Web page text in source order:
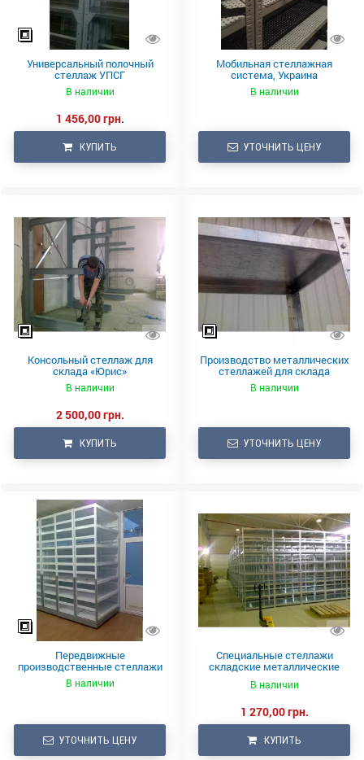
Универсальный полочный
стеллаж УПСГ
В наличии
1 456,00 грн.
КУПИТЬ
Мобильная стеллажная
система, Украина
В наличии
УТОЧНИТЬ ЦЕНУ
Консольный стеллаж для
склада «Юрис»
В наличии
2 500,00 грн.
КУПИТЬ
Производство металлических
стеллажей для склада
В наличии
УТОЧНИТЬ ЦЕНУ
Передвижные
производственные стеллажи
В наличии
УТОЧНИТЬ ЦЕНУ
Специальные стеллажи
складские металлические
1824х920х600\4Д
В наличии
1 270,00 грн.
КУПИТЬ